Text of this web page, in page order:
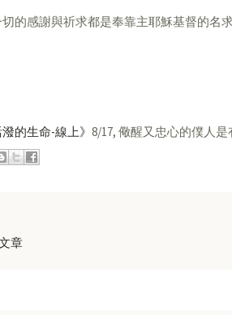
的感謝與祈求都是奉靠主耶穌基督的名求
潑的生命-線上》 8/17, 儆醒又忠心的僕人是
章